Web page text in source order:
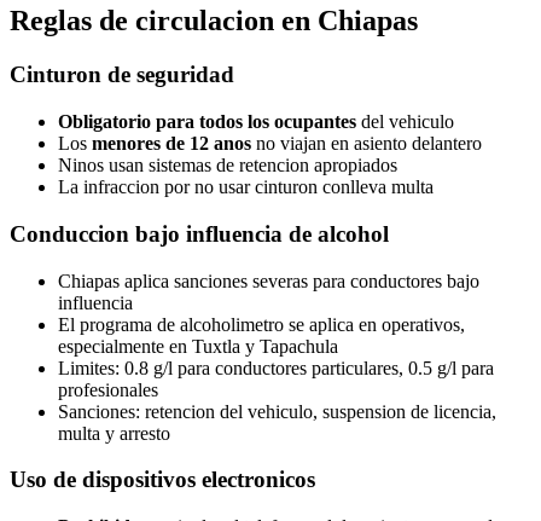
Reglas de circulacion en Chiapas
Cinturon de seguridad
Obligatorio para todos los ocupantes del vehiculo
Los menores de 12 anos no viajan en asiento delantero
Ninos usan sistemas de retencion apropiados
La infraccion por no usar cinturon conlleva multa
Conduccion bajo influencia de alcohol
Chiapas aplica sanciones severas para conductores bajo
influencia
El programa de alcoholimetro se aplica en operativos,
especialmente en Tuxtla y Tapachula
Limites: 0.8 g/l para conductores particulares, 0.5 g/l para
profesionales
Sanciones: retencion del vehiculo, suspension de licencia,
multa y arresto
Uso de dispositivos electronicos